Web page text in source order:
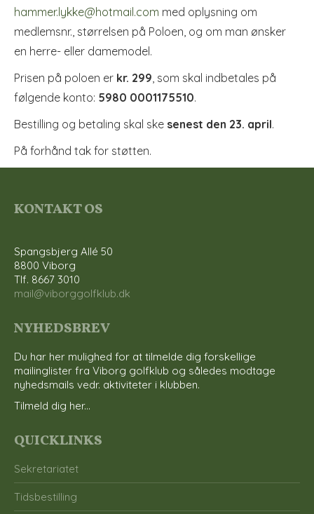
hammer.lykke@hotmail.com med oplysning om
medlemsnr., størrelsen på Poloen, og om man ønsker
en herre- eller damemodel.
Prisen på poloen er kr. 299, som skal indbetales på
følgende konto: 5980 0001175510.
Bestilling og betaling skal ske senest den 23. april.
På forhånd tak for støtten.
KONTAKT OS
Spangsbjerg Allé 50
8800 Viborg
Tlf. 8667 3010
mail@viborggolfklub.dk
NYHEDSBREV
Du har her mulighed for at tilmelde dig forskellige
mailinglister fra Viborg golfklub og således modtage
nyhedsmails vedr. aktiviteter i klubben.
Tilmeld dig her...
QUICKLINKS
Sekretariatet
Tidsbestilling